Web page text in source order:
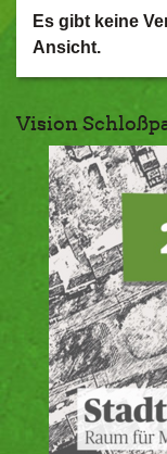
Es gibt keine
Ansicht.
Vision